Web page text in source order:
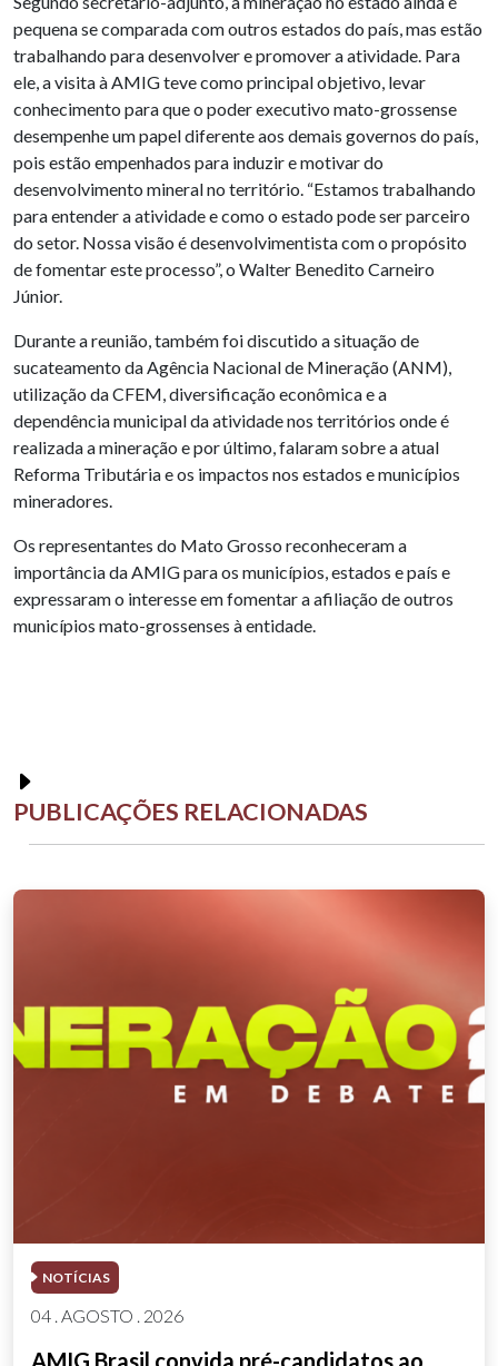
pequena se comparada com outros estados do país, mas estão
trabalhando para desenvolver e promover a atividade. Para
ele, a visita à AMIG teve como principal objetivo, levar
conhecimento para que o poder executivo mato-grossense
desempenhe um papel diferente aos demais governos do país,
pois estão empenhados para induzir e motivar do
desenvolvimento mineral no território. “Estamos trabalhando
para entender a atividade e como o estado pode ser parceiro
do setor. Nossa visão é desenvolvimentista com o propósito
de fomentar este processo”, o Walter Benedito Carneiro
Júnior.
Durante a reunião, também foi discutido a situação de
sucateamento da Agência Nacional de Mineração (ANM),
utilização da CFEM, diversificação econômica e a
dependência municipal da atividade nos territórios onde é
realizada a mineração e por último, falaram sobre a atual
Reforma Tributária e os impactos nos estados e municípios
mineradores.
Os representantes do Mato Grosso reconheceram a
importância da AMIG para os municípios, estados e país e
expressaram o interesse em fomentar a afiliação de outros
municípios mato-grossenses à entidade.
PUBLICAÇÕES RELACIONADAS
NOTÍCIAS
04 . AGOSTO . 2026
AMIG Brasil convida pré-candidatos ao